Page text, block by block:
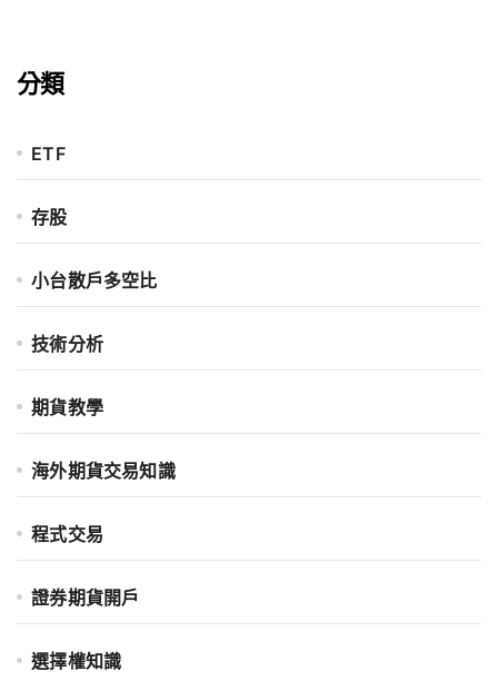
分類
ETF
存股
小台散戶多空比
技術分析
期貨教學
海外期貨交易知識
程式交易
證券期貨開戶
選擇權知識